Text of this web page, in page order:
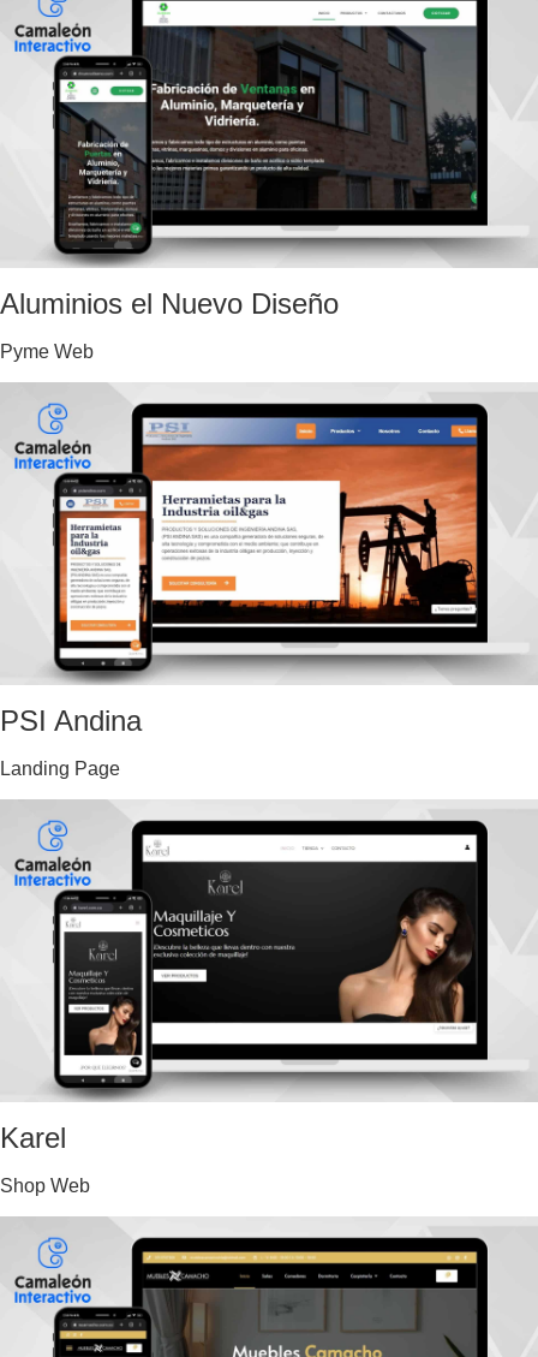
Aluminios el Nuevo Diseño
Pyme Web
PSI Andina
Landing Page
Karel
Shop Web